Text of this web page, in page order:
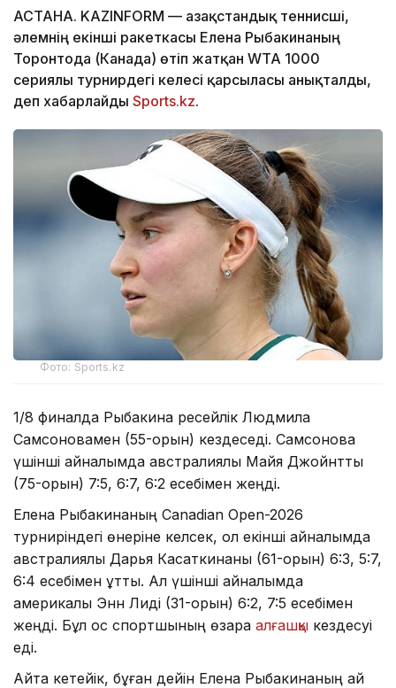
АСТАНА. KAZINFORM — Қазақстандық теннисші,
әлемнің екінші ракеткасы Елена Рыбакинаның
Торонтода (Канада) өтіп жатқан WTA 1000
сериялы турнирдегі келесі қарсыласы анықталды,
деп хабарлайды Sports.kz.
Фото: Sports.kz
1/8 финалда Рыбакина ресейлік Людмила
Самсоновамен (55-орын) кездеседі. Самсонова
үшінші айналымда австралиялық Майя Джойнтты
(75-орын) 7:5, 6:7, 6:2 есебімен жеңді.
Елена Рыбакинаның Canadian Open-2026
турниріндегі өнеріне келсек, ол екінші айналымда
австралиялық Дарья Касаткинаны (61-орын) 6:3, 5:7,
6:4 есебімен ұтты. Ал үшінші айналымда
америкалық Энн Лиді (31-орын) 6:2, 7:5 есебімен
жеңді. Бұл қос спортшының өзара алғашқы кездесуі
еді.
Айта кетейік, бұған дейін Елена Рыбакинаның қай